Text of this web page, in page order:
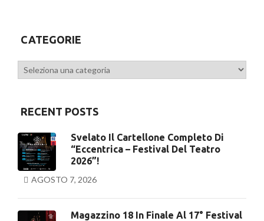
CATEGORIE
Categorie
RECENT POSTS
Svelato Il Cartellone Completo Di
“Eccentrica – Festival Del Teatro
2026”!
AGOSTO 7, 2026
Magazzino 18 In Finale Al 17° Festival